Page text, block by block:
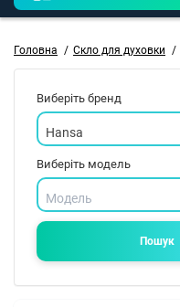
Головна Скло для духовки
Виберіть бренд
Hansa
Виберіть модель
Модель
Пошук